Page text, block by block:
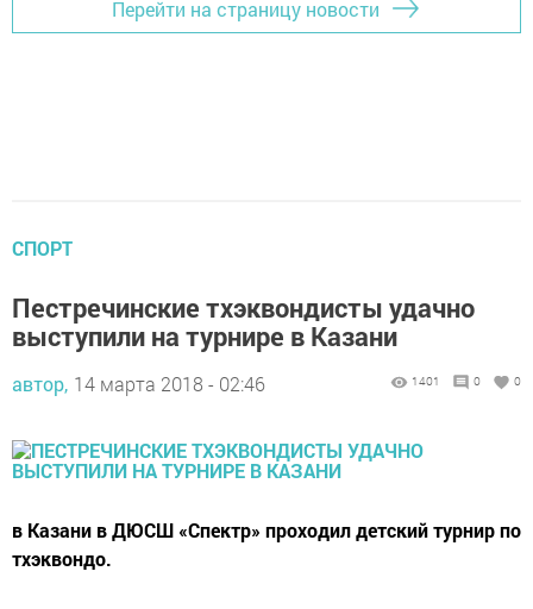
Перейти на страницу новости
СПОРТ
Пестречинские тхэквондисты удачно
выступили на турнире в Казани
автор, 14 марта 2018 - 02:46 1401 0 0
в Казани в ДЮСШ «Спектр» проходил детский турнир по
тхэквондо.